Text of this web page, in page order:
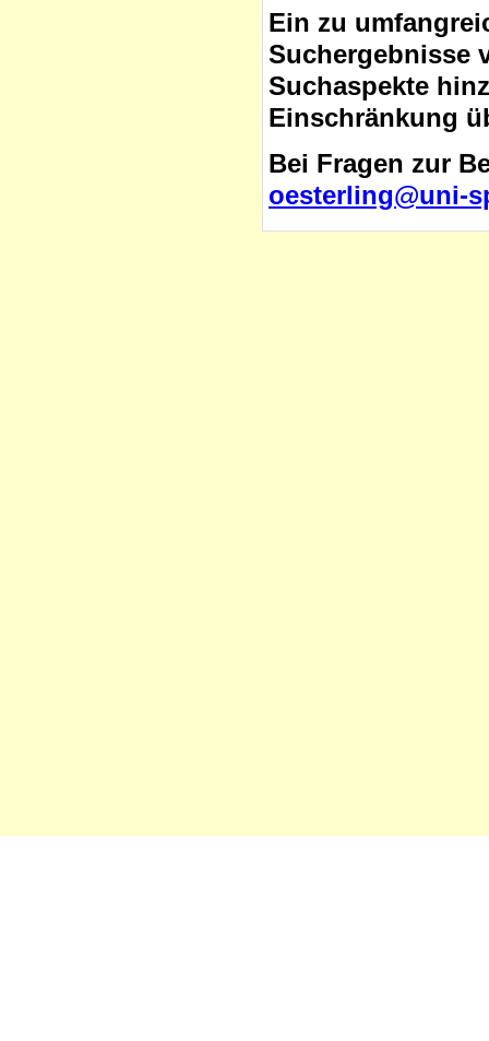
Ein zu
Suchergebnisse
Suchaspekte
Einschränkung
Bei Fragen zur
oesterling@uni-